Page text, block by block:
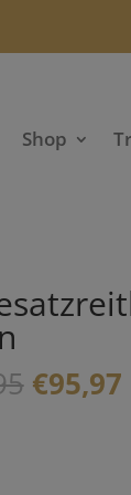
Shop
Preis
€95,97